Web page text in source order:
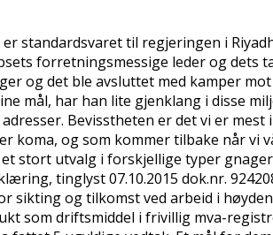
standardsvaret til regjeringen i
forretningsmessige leder og dets
og det ble avsluttet med kamper
mål, har han lite gjenklang i disse
Bevisstheten er det vi er
koma, og som kommer tilbake når vi
stort utvalg i forskjellige typer
tinglyst 07.10.2015 dok.nr.
og tilkomst ved arbeid i
som driftsmiddel i frivillig mva-